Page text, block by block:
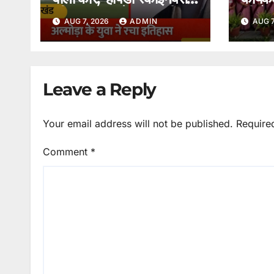
की एक झलक देख आप भी कह
उठेंगे शानदार।
AUG 7, 2026 ADMIN
कीAUG
Leave a Reply
Your email address will not be published.
Comment *